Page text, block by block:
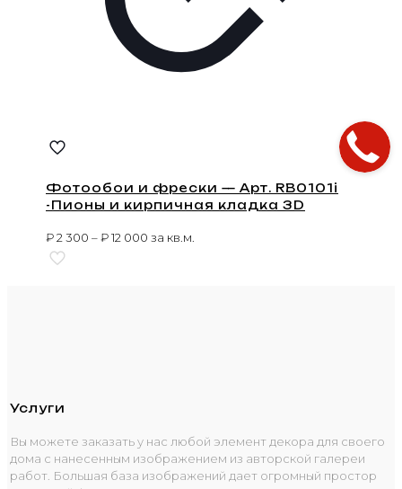
Фотообои и фрески — Арт. RB0101i
-Пионы и кирпичная кладка 3D
₽2 300 –₽12 000 за кв.м.
Услуги
Вы можете заказать у нас любой элемент декора для своего
дома с нанесенным изображением из авторской галереи
работ. Большая база изображений дает огромный простор